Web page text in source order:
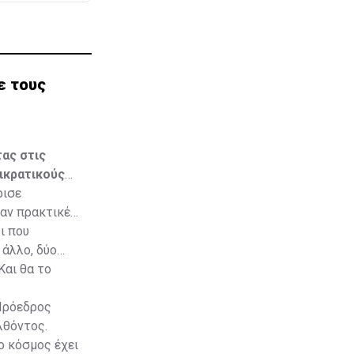
τους
στις
πρακτικές
που
δύο
θα το
κόσμος έχει